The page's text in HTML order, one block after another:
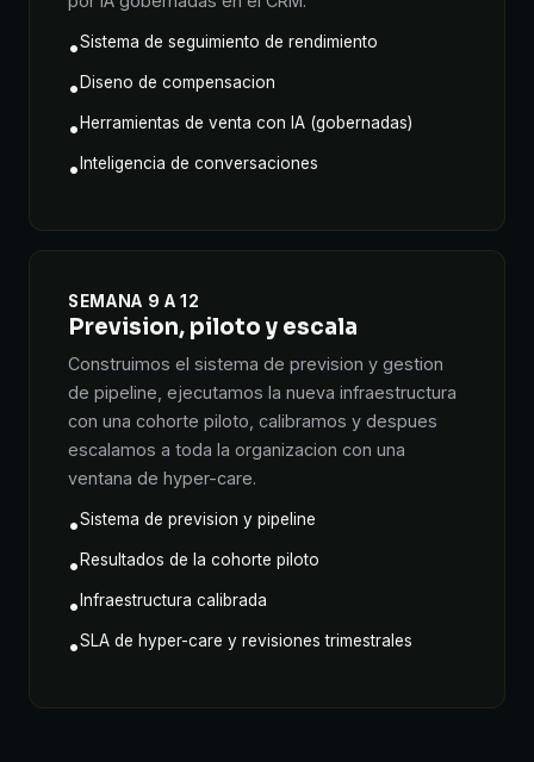
•Sistema de seguimiento de rendimiento
•Diseno de compensacion
•Herramientas de venta con IA (gobernadas)
•Inteligencia de conversaciones
SEMANA 9 A 12
Prevision, piloto y escala
Construimos el sistema de prevision y gestion
de pipeline, ejecutamos la nueva infraestructura
con una cohorte piloto, calibramos y despues
escalamos a toda la organizacion con una
ventana de hyper-care.
•Sistema de prevision y pipeline
•Resultados de la cohorte piloto
•Infraestructura calibrada
•SLA de hyper-care y revisiones trimestrales